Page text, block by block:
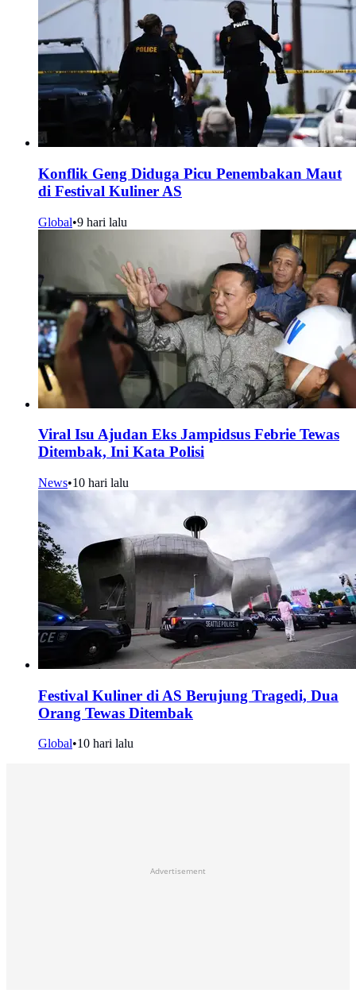
Konflik Geng Diduga Picu Penembakan Maut
di Festival Kuliner AS
Global•9 hari lalu
Viral Isu Ajudan Eks Jampidsus Febrie Tewas
Ditembak, Ini Kata Polisi
News•10 hari lalu
Festival Kuliner di AS Berujung Tragedi, Dua
Orang Tewas Ditembak
Global•10 hari lalu
Advertisement